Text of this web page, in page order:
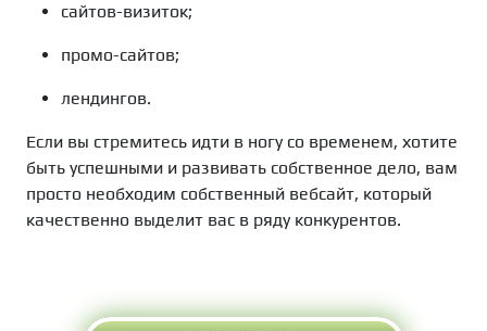
сайтов-визиток;
промо-сайтов;
лендингов.
Если вы стремитесь идти в ногу со временем, хотите
быть успешными и развивать собственное дело, вам
просто необходим собственный вебсайт, который
качественно выделит вас в ряду конкурентов.